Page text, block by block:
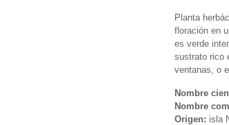
Planta
floración en
es verde
sustrato rico
ventanas, o
Nombre
Nombre
Origen: isla